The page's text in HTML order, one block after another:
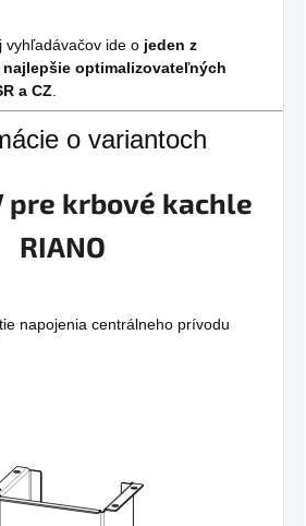
vyhľadávačov ide o jeden z
optimalizovateľných
a CZ
o variantoch
pre krbové kachle
RIANO
napojenia centrálneho prívodu